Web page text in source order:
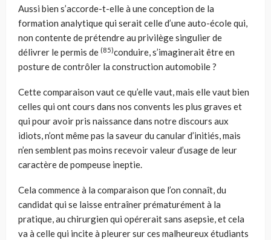
Aussi bien s’accorde-t-elle à une conception de la
formation analytique qui serait celle d’une auto-école qui,
non contente de prétendre au privilège singulier de
délivrer le permis de (85)conduire, s’imaginerait être en
posture de contrôler la construction automobile ?
Cette comparaison vaut ce qu’elle vaut, mais elle vaut bien
celles qui ont cours dans nos convents les plus graves et
qui pour avoir pris naissance dans notre discours aux
idiots, n’ont même pas la saveur du canular d’initiés, mais
n’en semblent pas moins recevoir valeur d’usage de leur
caractère de pompeuse ineptie.
Cela commence à la comparaison que l’on connaît, du
candidat qui se laisse entraîner prématurément à la
pratique, au chirurgien qui opérerait sans asepsie, et cela
va à celle qui incite à pleurer sur ces malheureux étudiants